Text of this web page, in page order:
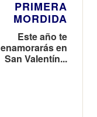
PRIMERA
MORDIDA
Este año te
enamorarás en
San Valentín...